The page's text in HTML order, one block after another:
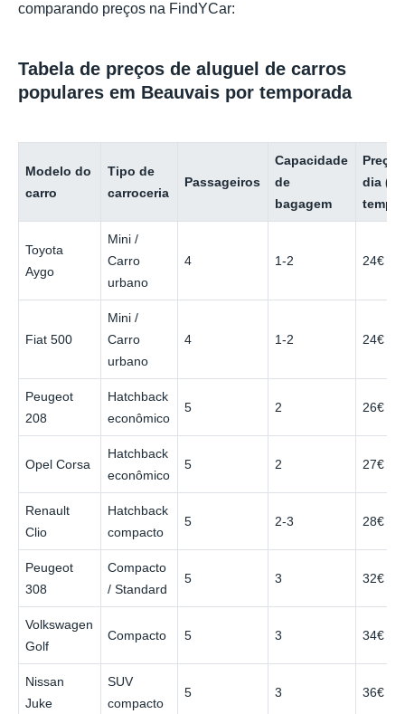
comparando preços na FindYCar:
Tabela de preços de aluguel de carros
populares em Beauvais por temporada
Modelo do
carro
Tipo de
carroceria
Passageiros
Capacidade
de
bagagem
Preço
dia
Toyota
Aygo
Mini /
Carro
urbano
4 1-2 24€
Fiat 500
Mini /
Carro
urbano
4 1-2 24€
Peugeot
208
Hatchback
econômico
5 2 26€
Opel Corsa
Hatchback
econômico
5 2 27€
Renault
Clio
Hatchback
compacto
5 2-3 28€
Peugeot
308
Compacto
/ Standard
5 3 32€
Volkswagen
Golf
Compacto 5 3 34€
Nissan
Juke
SUV
compacto
5 3 36€